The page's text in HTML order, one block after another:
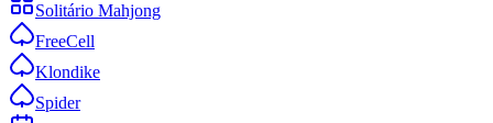
Solitário Mahjong
FreeCell
Klondike
Spider